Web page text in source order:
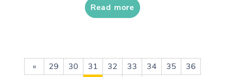
Read more
« 29 30 31 32 33 34 35
36